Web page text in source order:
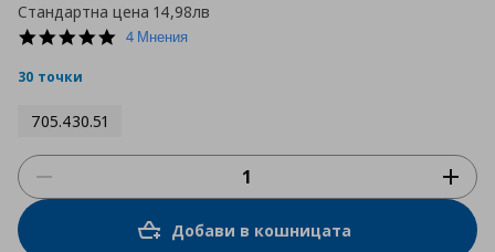
Стандартна цена 14,98лв
4.8
4 Мнения
30 точки
705.430.51
Добави в кошницата